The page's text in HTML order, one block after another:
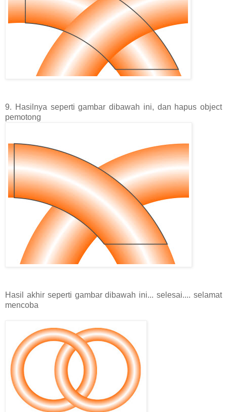
9. Hasilnya seperti gambar dibawah ini, dan hapus object
pemotong
Hasil akhir seperti gambar dibawah ini... selesai.... selamat
mencoba